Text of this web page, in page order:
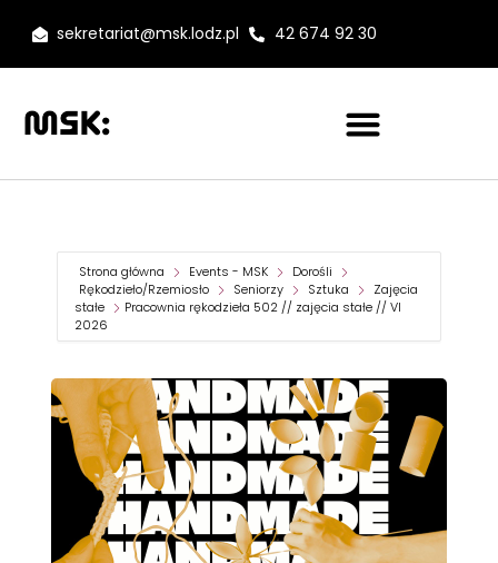
sekretariat@msk.lodz.pl 42 674 92 30
Strona główna Events - MSK
Dorośli
Rękodzieło/Rzemiosło
Seniorzy Sztuka
Zajęcia
stałe
Pracownia rękodzieła 502 // zajęcia stałe // VI
2026